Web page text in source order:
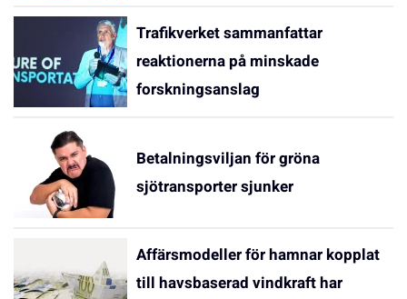
Trafikverket sammanfattar
reaktionerna på minskade
forskningsanslag
Betalningsviljan för gröna
sjötransporter sjunker
Affärsmodeller för hamnar kopplat
till havsbaserad vindkraft har